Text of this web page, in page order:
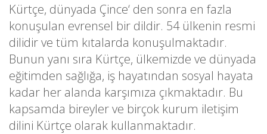
Kürtçe, dünyada Çince‘ den sonra en fazla
konuşulan evrensel bir dildir. 54 ülkenin resmi
dilidir ve tüm kıtalarda konuşulmaktadır.
Bunun yanı sıra Kürtçe, ülkemizde ve dünyada
eğitimden sağlığa, iş hayatından sosyal hayata
kadar her alanda karşımıza çıkmaktadır. Bu
kapsamda bireyler ve birçok kurum iletişim
dilini Kürtçe olarak kullanmaktadır.